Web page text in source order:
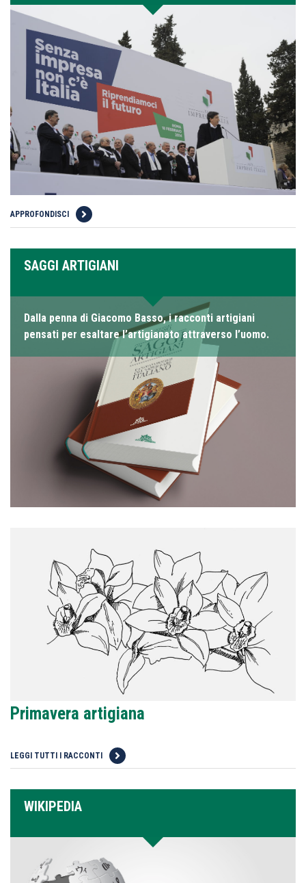
APPROFONDISCI
SAGGI ARTIGIANI
Dalla penna di Giacomo Basso, i racconti artigiani
pensati per esaltare l’artigianato attraverso l’uomo.
Primavera artigiana
LEGGI TUTTI I RACCONTI
WIKIPEDIA